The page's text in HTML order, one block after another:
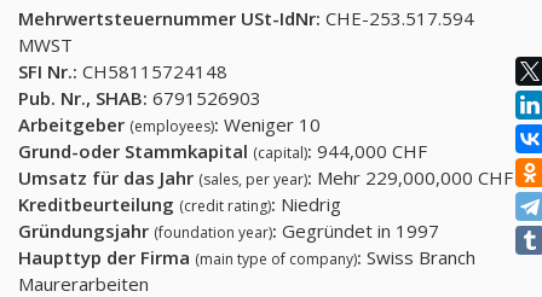
Mehrwertsteuernummer USt-IdNr: CHE-253.517.594
MWST
SFI Nr.: CH58115724148
Pub. Nr., SHAB: 6791526903
Arbeitgeber (employees): Weniger 10
Grund-oder Stammkapital (capital): 944,000 CHF
Umsatz für das Jahr (sales, per year): Mehr 229,000,000 CHF
Kreditbeurteilung (credit rating): Niedrig
Gründungsjahr (foundation year): Gegründet in 1997
Haupttyp der Firma (main type of company): Swiss Branch
Maurerarbeiten